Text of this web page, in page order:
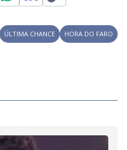
ÚLTIMA CHANCE
HORA DO FARO